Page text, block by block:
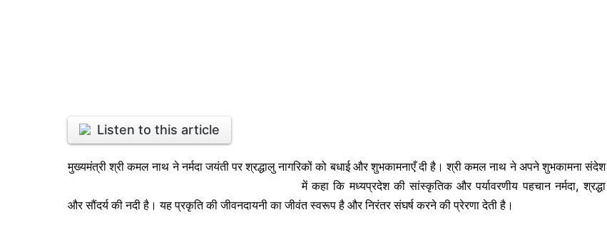
Listen to this article
मुख्यमंत्री श्री कमल नाथ ने नर्मदा जयंती पर श्रद्धालु नागरिकों को बधाई और शुभकामनाएँ दी है।श्री कमल नाथ ने अपने शुभकामना संदेश
में कहा कि मध्यप्रदेश की सांस्कृतिक और पर्यावरणीय पहचान नर्मदा, श्रद्धा
और सौंदर्य की नदी है। यह प्रकृति की जीवनदायनी का जीवंत स्वरूप है और निरंतर संघर्ष करने की प्रेरणा देती है।